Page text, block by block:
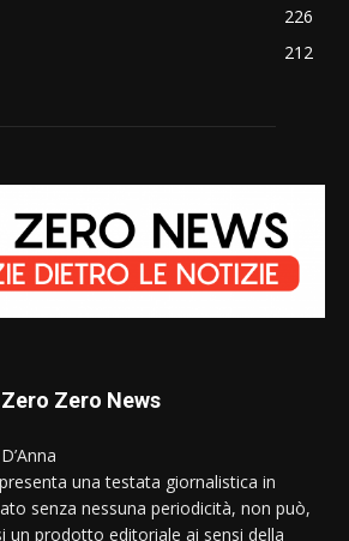
226
212
Zero Zero News
una testata giornalistica in
senza nessuna periodicità, non può,
un prodotto editoriale ai sensi della